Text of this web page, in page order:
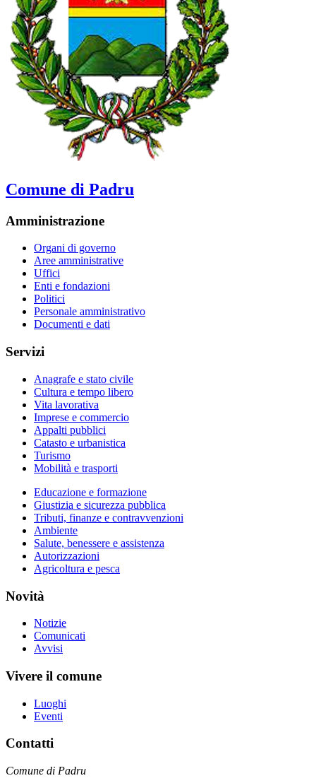
Comune di Padru
Amministrazione
Organi di governo
Aree amministrative
Uffici
Enti e fondazioni
Politici
Personale amministrativo
Documenti e dati
Servizi
Anagrafe e stato civile
Cultura e tempo libero
Vita lavorativa
Imprese e commercio
Appalti pubblici
Catasto e urbanistica
Turismo
Mobilità e trasporti
Educazione e formazione
Giustizia e sicurezza pubblica
Tributi, finanze e contravvenzioni
Ambiente
Salute, benessere e assistenza
Autorizzazioni
Agricoltura e pesca
Novità
Notizie
Comunicati
Avvisi
Vivere il comune
Luoghi
Eventi
Contatti
Comune di Padru